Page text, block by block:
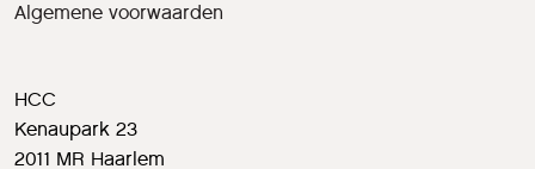
Algemene voorwaarden
HCC
Kenaupark 23
2011 MR Haarlem